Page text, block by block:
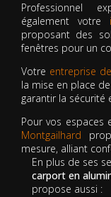
Professionnel
également votre
proposant des
fenêtres pour un
Votre entreprise
la mise en place
garantir la sécurité
Pour vos espaces
Montgailhard
mesure, alliant
En plus de ses
carport en
propose aussi :